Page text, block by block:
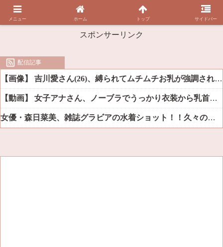
スポンサーリンク
配信記事
【画像】 吉川愛さん(26)、縛られてムチムチお乳が強調されてしまう
【動画】 女子アナさん、ノーブラでうっかり衣装から乳首が透けてしまう放送事故ｗｗｗ
女優・森日菜美、雑誌グラビアの水着ショット！！久々の姿にファン悶絶ｗｗ
メニュー ホーム トップ サイドバー